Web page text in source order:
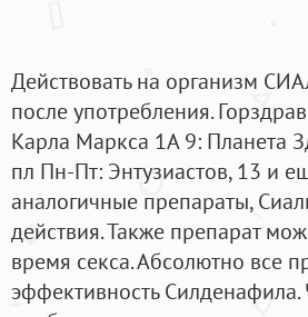
Действовать на организм
после употребления.
Карла Маркса 1А 9: Планета
пл Пн-Пт: Энтузиастов, 13 и
аналогичные препараты,
действия. Также препарат
время секса. Абсолютно все
эффективность